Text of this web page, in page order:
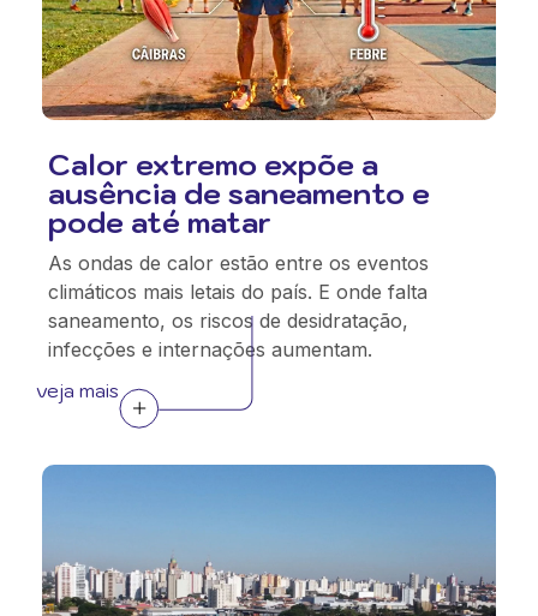
Calor extremo expõe a
ausência de saneamento e
pode até matar
As ondas de calor estão entre os eventos
climáticos mais letais do país. E onde falta
saneamento, os riscos de desidratação,
infecções e internações aumentam.
veja mais